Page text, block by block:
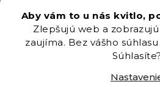
Aby vám to u nás kvitlo,
Zlepšujú web a
zaujíma. Bez vášho
Súhlasíte?
Vložením e-mailu súhlasíte s
osobných údajov.